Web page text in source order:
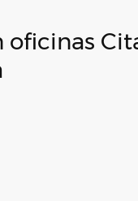
oficinas